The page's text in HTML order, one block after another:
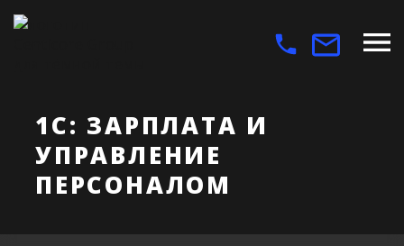
1С: ЗАРПЛАТА И
УПРАВЛЕНИЕ
ПЕРСОНАЛОМ